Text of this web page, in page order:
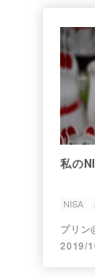
私の
NISA
プリ
2019/